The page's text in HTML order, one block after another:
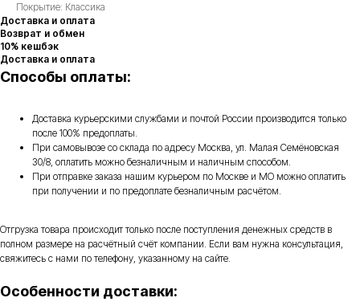
Покрытие: Классика
Доставка и оплата
Возврат и обмен
10% кешбэк
Доставка и оплата
Способы оплаты:
Доставка курьерскими службами и почтой России производится только
после 100% предоплаты.
При самовывозе со склада по адресу Москва, ул. Малая Семёновская
30/8, оплатить можно безналичным и наличным способом.
При отправке заказа нашим курьером по Москве и МО можно оплатить
при получении и по предоплате безналичным расчётом.
Отгрузка товара происходит только после поступления денежных средств в
полном размере на расчётный счёт компании. Если вам нужна консультация,
свяжитесь с нами по телефону, указанному на сайте.
Особенности доставки: